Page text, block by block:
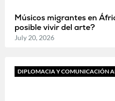
Músicos migrantes en
posible vivir del arte?
July 20, 2026
DIPLOMACIA Y COMUNICACIÓN